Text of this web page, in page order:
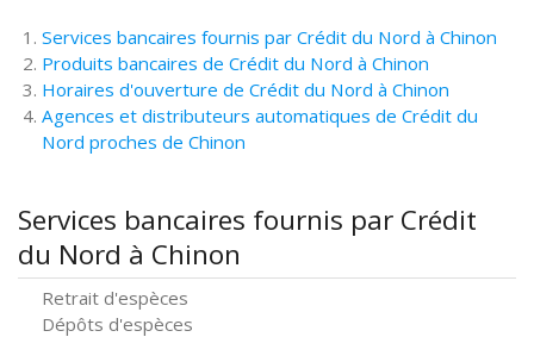
Services bancaires fournis par Crédit du Nord à Chinon
Produits bancaires de Crédit du Nord à Chinon
Horaires d'ouverture de Crédit du Nord à Chinon
Agences et distributeurs automatiques de Crédit du
Nord proches de Chinon
Services bancaires fournis par Crédit
du Nord à Chinon
Retrait d'espèces
Dépôts d'espèces